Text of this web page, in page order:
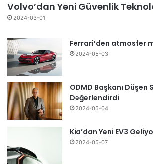
Volvo’dan Yeni Güvenlik
2024-03-01
Ferrari’den atmosfer
2024-05-03
ODMD Başkanı Düşen
Değerlendirdi
2024-05-04
Kia’dan Yeni EV3
2024-05-07